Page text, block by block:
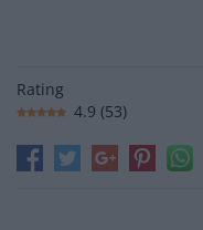
Rating
4.9 (53)